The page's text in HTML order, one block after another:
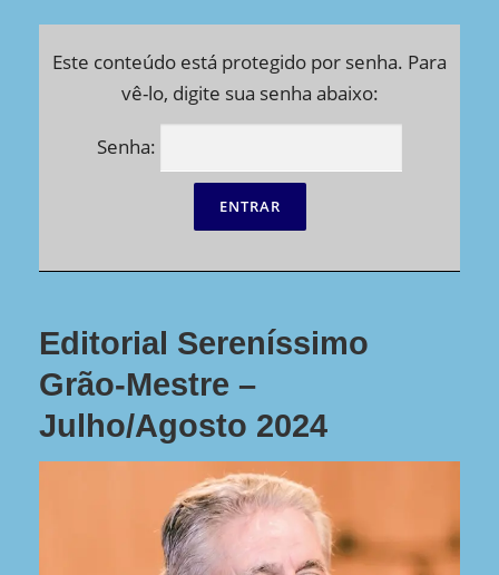
Este conteúdo está protegido por senha. Para
vê-lo, digite sua senha abaixo:
Senha:
Editorial Sereníssimo
Grão-Mestre –
Julho/Agosto 2024